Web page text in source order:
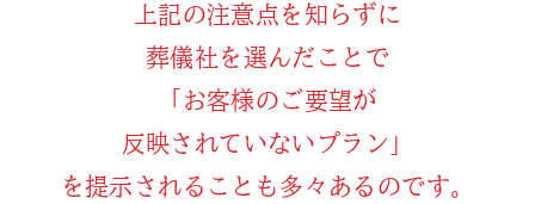
上記の注意点を知らずに
葬儀社を選んだことで
「お客様のご要望が
反映されていないプラン」
を提示されることも多々あるのです。